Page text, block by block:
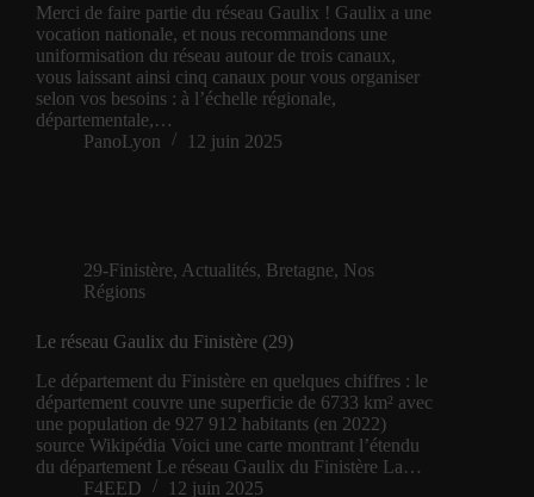
Merci de faire partie du réseau Gaulix ! Gaulix a une
vocation nationale, et nous recommandons une
uniformisation du réseau autour de trois canaux,
vous laissant ainsi cinq canaux pour vous organiser
selon vos besoins : à l’échelle régionale,
départementale,…
PanoLyon
12 juin 2025
29-Finistère, Actualités, Bretagne, Nos
Régions
Le réseau Gaulix du Finistère (29)
Le département du Finistère en quelques chiffres : le
département couvre une superficie de 6733 km² avec
une population de 927 912 habitants (en 2022)
source Wikipédia Voici une carte montrant l’étendu
du département Le réseau Gaulix du Finistère La…
F4EED
12 juin 2025